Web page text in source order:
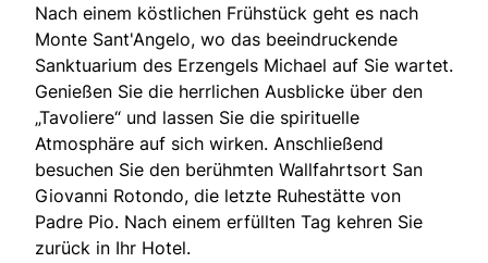
Nach einem köstlichen Frühstück geht es nach
Monte Sant'Angelo, wo das beeindruckende
Sanktuarium des Erzengels Michael auf Sie wartet.
Genießen Sie die herrlichen Ausblicke über den
„Tavoliere“ und lassen Sie die spirituelle
Atmosphäre auf sich wirken. Anschließend
besuchen Sie den berühmten Wallfahrtsort San
Giovanni Rotondo, die letzte Ruhestätte von
Padre Pio. Nach einem erfüllten Tag kehren Sie
zurück in Ihr Hotel.